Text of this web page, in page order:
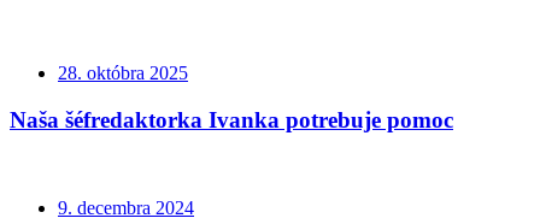
28. októbra 2025
Naša šéfredaktorka Ivanka potrebuje pomoc
9. decembra 2024